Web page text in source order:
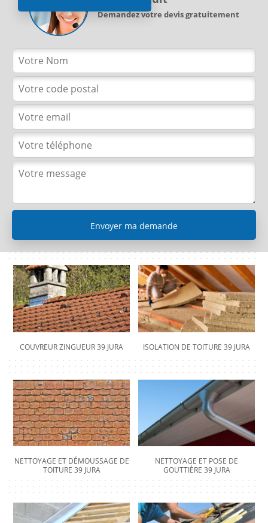
Demandez votre devis gratuitement
COUVREUR ZINGUEUR 39 JURA ISOLATION DE TOITURE 39 JURA
NETTOYAGE ET DÉMOUSSAGE DE
TOITURE 39 JURA
NETTOYAGE ET POSE DE
GOUTTIÈRE 39 JURA